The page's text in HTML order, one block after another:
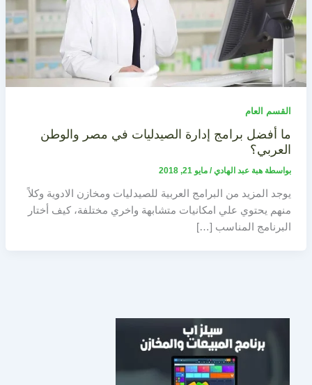
القسم العام
ما أفضل برامج إدارة الصيدليات في مصر والوطن
العربي؟
بواسطة هبة عبد الهادي/ مايو 21, 2018
يوجد المزيد من البرامج العربية للصيدليات ومخازن الادوية وكلاً
منهم يحتوي علي امكانيات متشابهة واخري مختلفة، كيف أختار
البرنامج المناسب […]